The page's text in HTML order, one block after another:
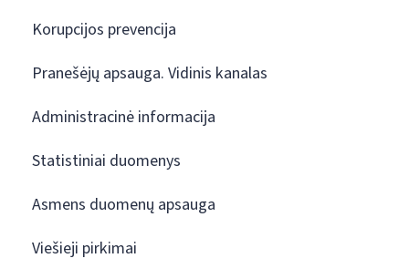
Korupcijos prevencija
Pranešėjų apsauga. Vidinis kanalas
Administracinė informacija
Statistiniai duomenys
Asmens duomenų apsauga
Viešieji pirkimai